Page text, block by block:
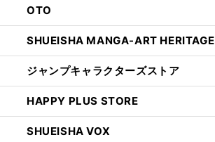
OTO
SHUEISHA MANGA-ART HERITAGE
ジャンプキャラクターズストア
HAPPY PLUS STORE
SHUEISHA VOX